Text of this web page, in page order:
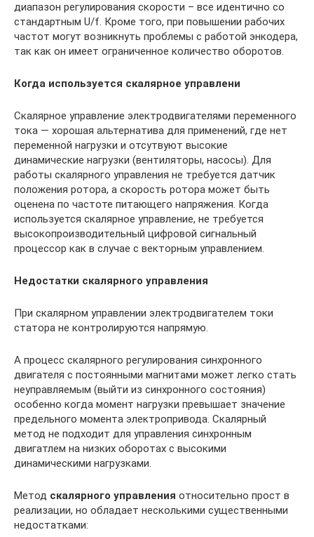
диапазон регулирования скорости – все идентично со
стандартным U/f. Кроме того, при повышении рабочих
частот могут возникнуть проблемы с работой энкодера,
так как он имеет ограниченное количество оборотов.
Когда используется скалярное управлени
Скалярное управление электродвигателями переменного
тока — хорошая альтернатива для применений, где нет
переменной нагрузки и отсутвуют высокие
динамические нагрузки (вентиляторы, насосы). Для
работы скалярного управления не требуется датчик
положения ротора, а скорость ротора может быть
оценена по частоте питающего напряжения. Когда
используется скалярное управление, не требуется
высокопроизводительный цифровой сигнальный
процессор как в случае с векторным управлением.
Недостатки скалярного управления
При скалярном управлении электродвигателем токи
статора не контролируются напрямую.
А процесс скалярного регулирования синхронного
двигателя с постоянными магнитами может легко стать
неуправляемым (выйти из синхронного состояния)
особенно когда момент нагрузки превышает значение
предельного момента электропривода. Скалярный
метод не подходит для управления синхронным
двигатлем на низких оборотах с высокими
динамическими нагрузками.
Метод скалярного управления относительно прост в
реализации, но обладает несколькими существенными
недостатками: